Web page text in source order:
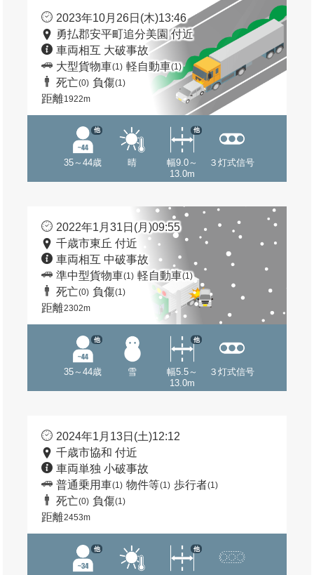
2023年10月26日(木)13:46
勇払郡安平町追分美園 付近
車両相互 大破事故
大型貨物車(1) 軽自動車(1)
死亡(0) 負傷(1)
距離1922m
35～44歳
他
晴
幅9.0～
13.0m
他
３灯式信号
2022年1月31日(月)09:55
千歳市東丘 付近
車両相互 中破事故
準中型貨物車(1) 軽自動車(1)
死亡(0) 負傷(1)
距離2302m
35～44歳
他
雪
幅5.5～
13.0m
他
３灯式信号
2024年1月13日(土)12:12
千歳市協和 付近
車両単独 小破事故
普通乗用車(1) 物件等(1) 歩行者(1)
死亡(0) 負傷(1)
距離2453m
他 他